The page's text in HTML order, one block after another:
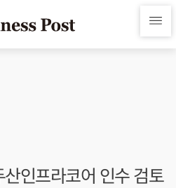
인프라코어 인수 검토